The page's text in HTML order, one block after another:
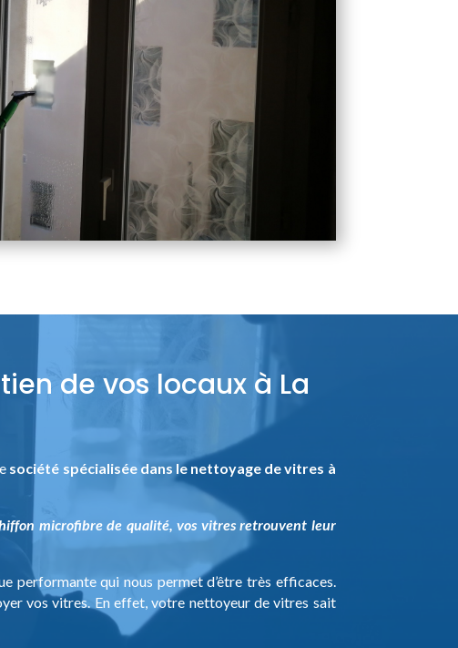
de vos locaux à La
société spécialisée dans le nettoyage de vitres à
microfibre de qualité, vos vitres retrouvent leur
performante qui nous permet d’être très efficaces.
vos vitres. En effet, votre nettoyeur de vitres sait